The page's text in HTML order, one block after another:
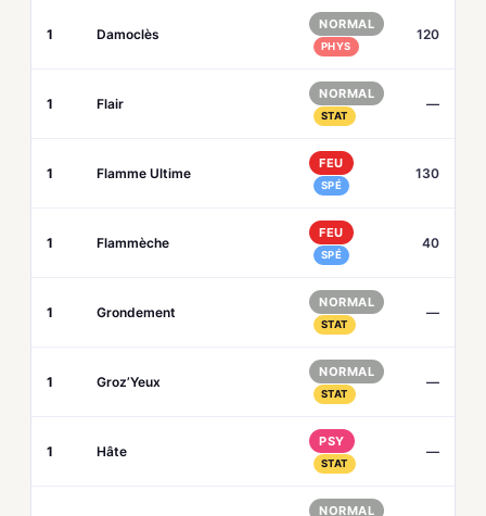
1 Damoclès
NORMAL
PHYS
120
1 Flair
NORMAL
STAT
—
1 Flamme Ultime
FEU
SPÉ
130
1 Flammèche
FEU
SPÉ
40
1 Grondement
NORMAL
STAT
—
1 Groz’Yeux
NORMAL
STAT
—
1 Hâte
PSY
STAT
—
NORMAL